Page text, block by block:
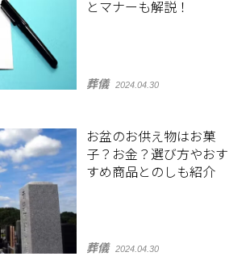
とマナーも解説！
葬儀 2024.04.30
お盆のお供え物はお菓
子？お金？選び方やおす
すめ商品とのしも紹介
葬儀 2024.04.30